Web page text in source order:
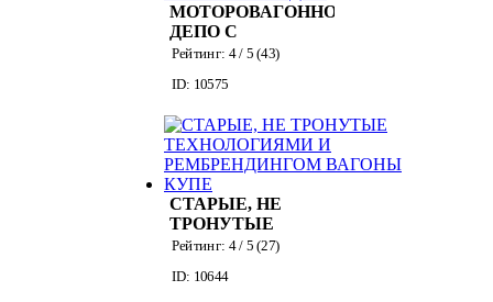
МОТОРОВАГОННОЕ
ДЕПО С
ИНТЕРЬЕРАМИ
Рейтинг: 4/ 5 (43)
ID: 10575
СТАРЫЕ, НЕ
ТРОНУТЫЕ
ТЕХНОЛОГИЯМИ
РЕМБРЕНДИНГОМ
Рейтинг: 4/ 5 (27)
ID: 10644